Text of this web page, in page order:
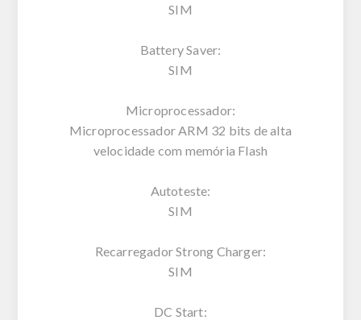
SIM
Battery Saver:
SIM
Microprocessador:
Microprocessador ARM 32 bits de alta
velocidade com memória Flash
Autoteste:
SIM
Recarregador Strong Charger:
SIM
DC Start: